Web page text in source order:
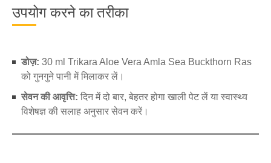
उपयोग करने का तरीका
डोज़: 30 ml Trikara Aloe Vera Amla Sea Buckthorn Ras
को गुनगुने पानी में मिलाकर लें।
सेवन की आवृत्ति: दिन में दो बार, बेहतर होगा खाली पेट लें या स्वास्थ्य
विशेषज्ञ की सलाह अनुसार सेवन करें।